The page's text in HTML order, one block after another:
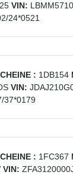
VIN:
24*0521
: 1DB154
VIN:
37*0179
: 1FC367
VIN: